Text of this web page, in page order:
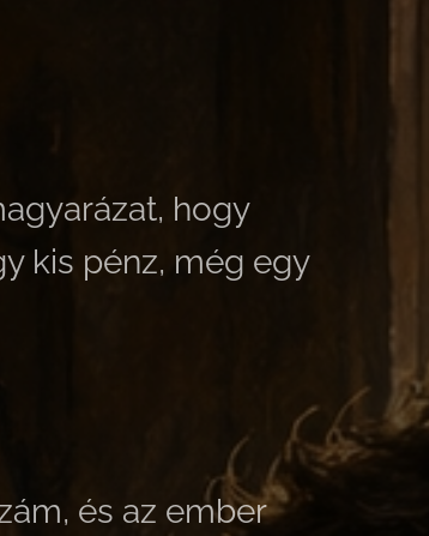
hogy
kis pénz, még egy
és az ember